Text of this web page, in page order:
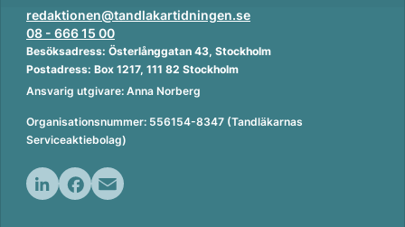
redaktionen@tandlakartidningen.se
08 - 666 15 00
Besöksadress: Österlånggatan 43, Stockholm
Postadress: Box 1217, 111 82 Stockholm
Ansvarig utgivare: Anna Norberg
Organisationsnummer: 556154-8347 (Tandläkarnas
Serviceaktiebolag)